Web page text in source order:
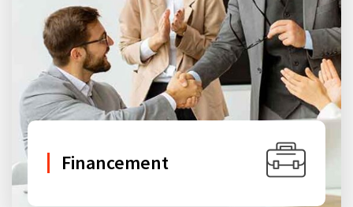
Financement